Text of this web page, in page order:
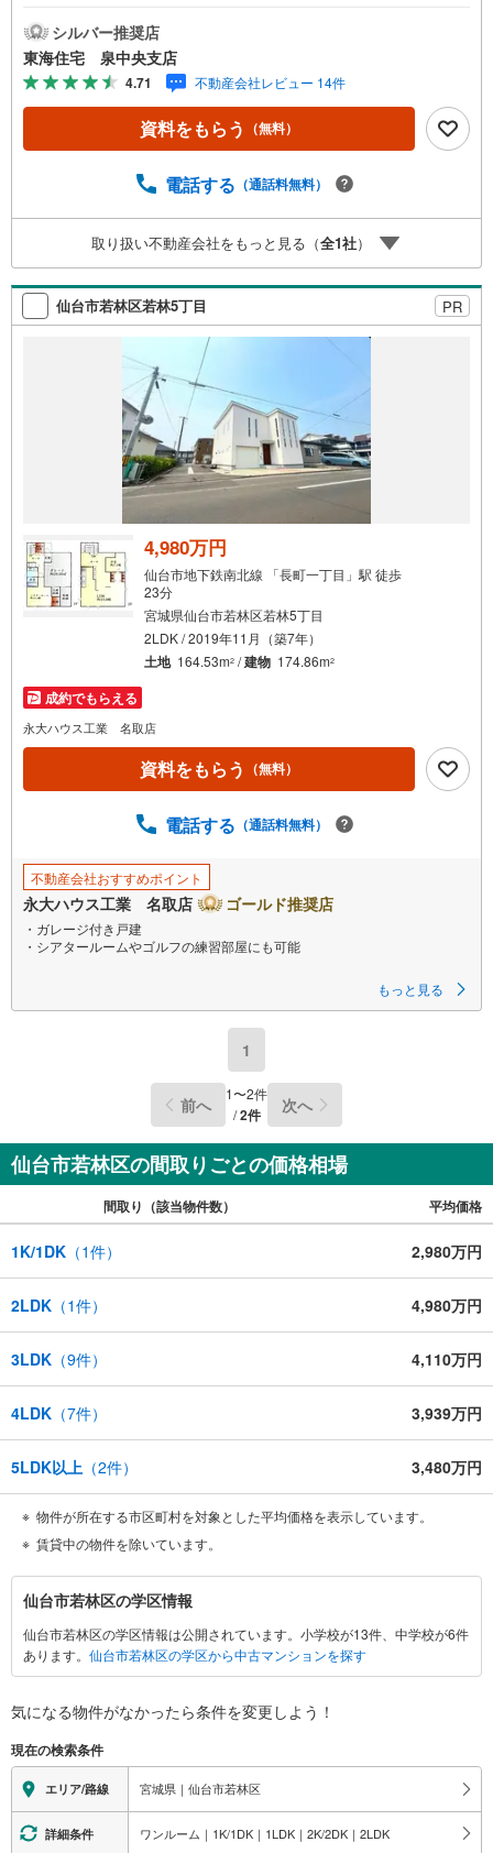
っぷり感じる住まい。オール電化＆IHキッチン、快適で経
済的な暮らし。コンパクトな1DK、シンプルで心地よい間
取り。《周辺環境》みやぎ生協 新寺店徒歩11分。《ご予
約・ご案内について》お仕事終わりや、ご出勤前などの早
朝・夜間の営業時間外でもあなたのご要望に合わせて、ご
対応させて頂きます！《ご相談・ご案内の目安》住宅ロー
お家の見学 約1時間～約2時間 ※1件～3件ご見学の場合
シルバー推奨店
東海住宅 泉中央支店
4.71 不動産会社レビュー 14件
資料をもらう （無料）
電話する （通話料無料）
取り扱い不動産会社をもっと見る（全1社）
仙台市若林区若林5丁目 PR
4,980万円
仙台市地下鉄南北線 「長町一丁目」駅 徒歩
23分
宮城県仙台市若林区若林5丁目
2LDK / 2019年11月（築7年）
土地 164.53m2 /建物 174.86m2
成約でもらえる
永大ハウス工業 名取店
資料をもらう （無料）
電話する （通話料無料）
不動産会社おすすめポイント
永大ハウス工業 名取店 ゴールド推奨店
・ガレージ付き戸建
・シアタールームやゴルフの練習部屋にも可能
こちらでは当社の強みを大きく2つに分けてご紹介！
戸建・マンション・土地…と種別を問わず不動産を取り扱っております。
さらに教育施設や商業施設、子育て環境や行政などの地域情報を総合し、
お客様により良い物件選びをしていただけるよう、しっかりとサポートさ
せていただきます。
2.
当社では【購入】【売却】【引っ越し】【リフォーム】など住宅に関する
様々なご相談はもちろん、
ご購入時に気になる住宅ローンや各種税金についても、誠心誠意ご説明さ
せていただきます。
各店舗ではキッズスペースも完備！お子様連れのご家族皆様で、ぜひお越
しください。
営業時間:10:00～18:00（定休日:火・水曜日 ※店舗により変動あり）
現地のご案内も可能ですので、どうぞお気軽にお問い合わせください！
もっと見る
1
前へ 1〜2件
/2件 次へ
仙台市若林区の間取りごとの価格相場
間取り（該当物件数） 平均価格
1K/1DK （1件） 2,980万円
2LDK （1件） 4,980万円
3LDK （9件） 4,110万円
4LDK （7件） 3,939万円
5LDK以上 （2件） 3,480万円
物件が所在する市区町村を対象とした平均価格を表示しています。
賃貸中の物件を除いています。
仙
台
市
若
区
関
す
る
情
仙台市若林区の学区情報
仙台市若林区の学区情報は公開されています。小学校が13件、中学校が6件
あります。 仙台市若林区の学区から中古マンションを探す
気になる物件がなかったら条件を変更しよう！
現在の検索条件
エリア/路線 宮城県｜仙台市若林区
詳細条件 ワンルーム｜1K/1DK｜1LDK｜2K/2DK｜2LDK